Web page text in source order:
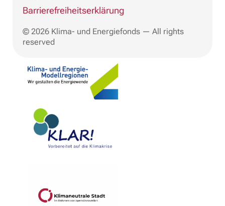
Barrierefreiheitserklärung
© 2026 Klima- und Energiefonds — All rights
reserved